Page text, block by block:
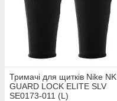
Тримачі для щитків Nike NK
GUARD LOCK ELITE SLV
SE0173-011 (L)